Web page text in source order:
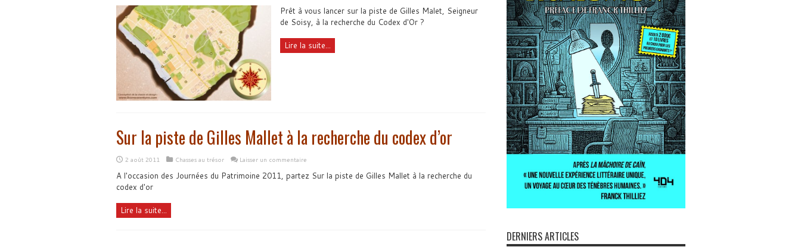
Prêt à vous lancer sur la piste de Gilles Malet, Seigneur
de Soisy, à la recherche du Codex d'Or ?
Lire la suite...
Sur la piste de Gilles Mallet à la recherche du codex d’or
2 août 2011 Chasses au trésor Laisser un commentaire
A l'occasion des Journées du Patrimoine 2011, partez Sur la piste de Gilles Mallet à la recherche du
codex d'or
Lire la suite...
DERNIERS ARTICLES